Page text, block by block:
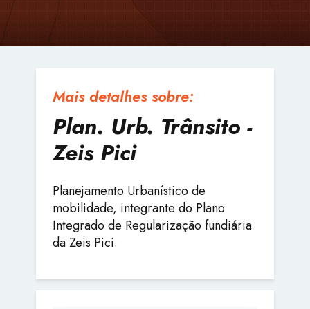
Mais detalhes sobre:
Plan. Urb. Trânsito -
Zeis Pici
Planejamento Urbanístico de
mobilidade, integrante do Plano
Integrado de Regularização fundiária
da Zeis Pici.